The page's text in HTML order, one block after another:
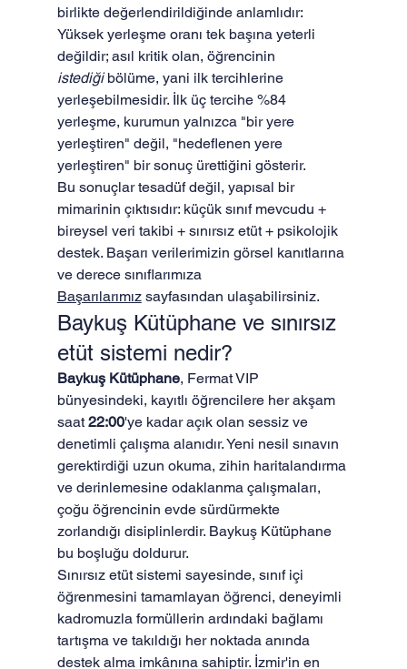
birlikte değerlendirildiğinde anlamlıdır:
Yüksek yerleşme oranı tek başına yeterli
değildir; asıl kritik olan, öğrencinin
istediği bölüme, yani ilk tercihlerine
yerleşebilmesidir. İlk üç tercihe %84
yerleşme, kurumun yalnızca "bir yere
yerleştiren" değil, "hedeflenen yere
yerleştiren" bir sonuç ürettiğini gösterir.
Bu sonuçlar tesadüf değil, yapısal bir
mimarinin çıktısıdır: küçük sınıf mevcudu +
bireysel veri takibi + sınırsız etüt + psikolojik
destek. Başarı verilerimizin görsel kanıtlarına
ve derece sınıflarımıza
Başarılarımız sayfasından ulaşabilirsiniz.
Baykuş Kütüphane ve sınırsız
etüt sistemi nedir?
Baykuş Kütüphane, Fermat VIP
bünyesindeki, kayıtlı öğrencilere her akşam
saat 22:00'ye kadar açık olan sessiz ve
denetimli çalışma alanıdır. Yeni nesil sınavın
gerektirdiği uzun okuma, zihin haritalandırma
ve derinlemesine odaklanma çalışmaları,
çoğu öğrencinin evde sürdürmekte
zorlandığı disiplinlerdir. Baykuş Kütüphane
bu boşluğu doldurur.
Sınırsız etüt sistemi sayesinde, sınıf içi
öğrenmesini tamamlayan öğrenci, deneyimli
kadromuzla formüllerin ardındaki bağlamı
tartışma ve takıldığı her noktada anında
destek alma imkânına sahiptir. İzmir'in en